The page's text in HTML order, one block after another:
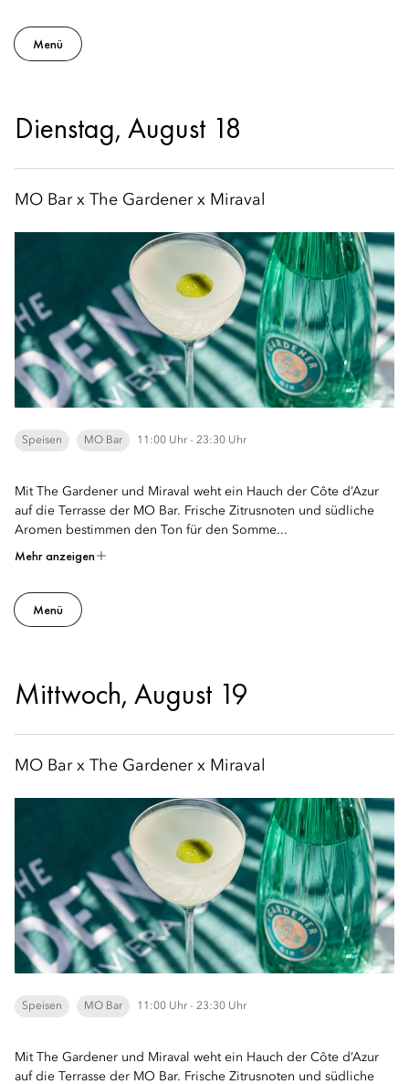
Menü
Dienstag, August 18
MO Bar x The Gardener x Miraval
Speisen MO Bar 11:00 Uhr - 23:30 Uhr
Mit The Gardener und Miraval weht ein Hauch der Côte d’Azur
auf die Terrasse der MO Bar. Frische Zitrusnoten und südliche
Aromen bestimmen den Ton für den Somme...
Mehr anzeigen
Menü
Mittwoch, August 19
MO Bar x The Gardener x Miraval
Speisen MO Bar 11:00 Uhr - 23:30 Uhr
Mit The Gardener und Miraval weht ein Hauch der Côte d’Azur
auf die Terrasse der MO Bar. Frische Zitrusnoten und südliche